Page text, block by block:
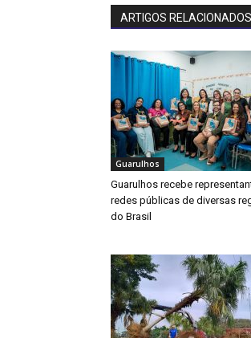
ARTIGOS RELACIONADOS
Guarulhos
Guarulhos recebe
redes públicas de diversas
do Brasil